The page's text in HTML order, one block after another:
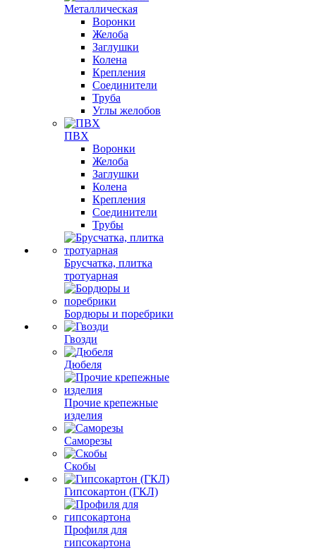
Металлическая
Воронки
Желоба
Заглушки
Колена
Крепления
Соединители
Труба
Углы желобов
ПВХ
Воронки
Желоба
Заглушки
Колена
Крепления
Соединители
Трубы
Брусчатка, плитка
тротуарная
Бордюры и поребрики
Гвозди
Дюбеля
Прочие крепежные
изделия
Саморезы
Скобы
Гипсокартон (ГКЛ)
Профиля для
гипсокартона